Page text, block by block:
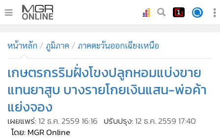
ทันเหตุการณ์
• ภาคใต้
Online Section
• บันเทิง
ผู้จัดการรายวัน
หน้าหลัก ภูมิภาค ภาคตะวันออกเฉียงเหนือ
เกษตรกรริมฝั่งโขงปลูกหอมแบ่งขาย
แทนยาสูบ บางรายโกยเงินแสน-พ่อค้า
แย่งจอง
เผยแพร่: 12 ธ.ค. 2559 16:16 ปรับปรุง: 12 ธ.ค. 2559 17:40
โดย: MGR Online